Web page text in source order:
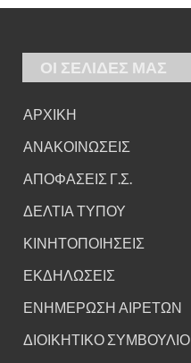
ΟΙ ΣΕΛΙΔΕΣ ΜΑΣ
ΑΡΧΙΚΗ
ΑΝΑΚΟΙΝΩΣΕΙΣ
ΑΠΟΦΑΣΕΙΣ Γ.Σ.
ΔΕΛΤΙΑ ΤΥΠΟΥ
ΚΙΝΗΤΟΠΟΙΗΣΕΙΣ
ΕΚΔΗΛΩΣΕΙΣ
ΕΝΗΜΕΡΩΣΗ ΑΙΡΕΤΩΝ
ΔΙΟΙΚΗΤΙΚΟ ΣΥΜΒΟΥΛΙΟ